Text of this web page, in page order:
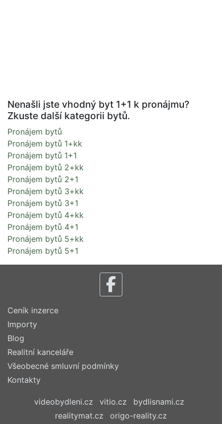
Nenašli jste vhodný byt 1+1 k pronájmu?
Zkuste další kategorii bytů.
Pronájem bytů
Pronájem bytů 1+kk
Pronájem bytů 1+1
Pronájem bytů 2+kk
Pronájem bytů 2+1
Pronájem bytů 3+kk
Pronájem bytů 3+1
Pronájem bytů 4+kk
Pronájem bytů 4+1
Pronájem bytů 5+kk
Pronájem bytů 5+1
Ceník inzerce
Importy
Blog
Realitní kanceláře
Všeobecné smluvní podmínky
Kontakty
videobydleni.cz vitio.cz
bydlisnami.cz
realitymat.cz
origo-reality.cz